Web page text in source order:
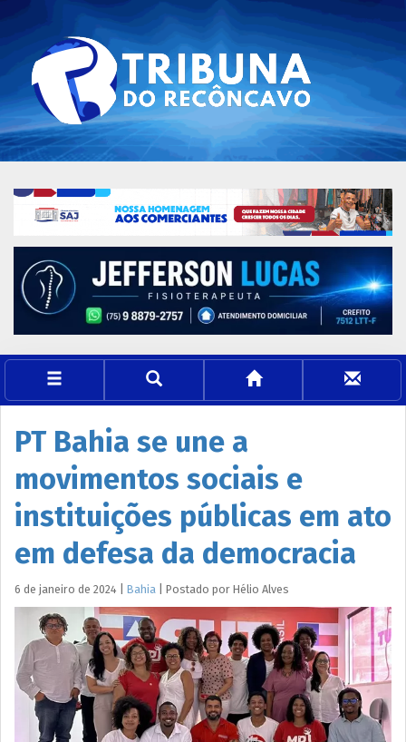
PT Bahia se une a
movimentos sociais e
instituições públicas em ato
em defesa da democracia
6 de janeiro de 2024 Bahia Postado por Hélio Alves